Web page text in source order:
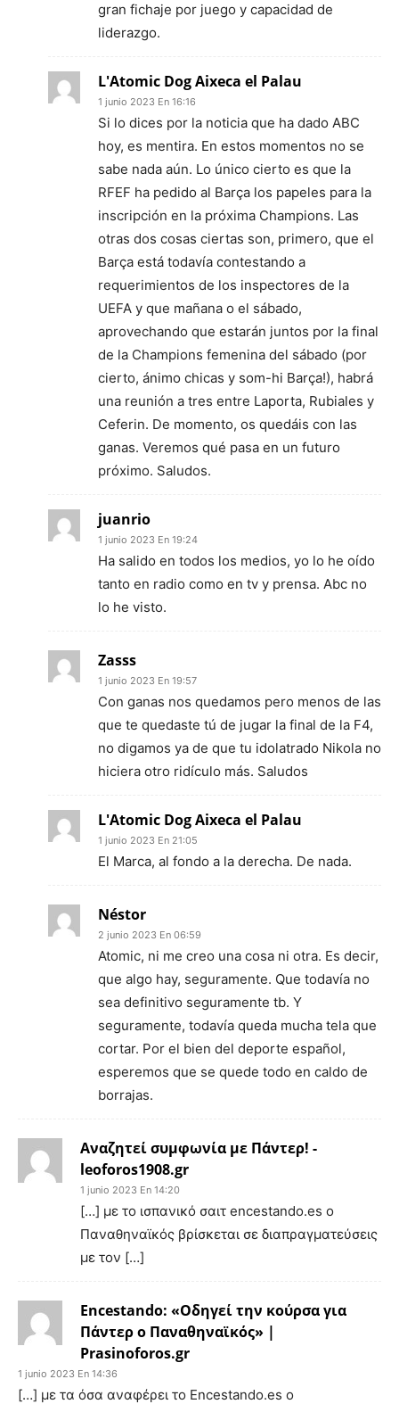
gran fichaje por juego y capacidad de
liderazgo.
L'Atomic Dog Aixeca el Palau
1 junio 2023 En 16:16
Si lo dices por la noticia que ha dado ABC
hoy, es mentira. En estos momentos no se
sabe nada aún. Lo único cierto es que la
RFEF ha pedido al Barça los papeles para la
inscripción en la próxima Champions. Las
otras dos cosas ciertas son, primero, que el
Barça está todavía contestando a
requerimientos de los inspectores de la
UEFA y que mañana o el sábado,
aprovechando que estarán juntos por la final
de la Champions femenina del sábado (por
cierto, ánimo chicas y som-hi Barça!), habrá
una reunión a tres entre Laporta, Rubiales y
Ceferin. De momento, os quedáis con las
ganas. Veremos qué pasa en un futuro
próximo. Saludos.
juanrio
1 junio 2023 En 19:24
Ha salido en todos los medios, yo lo he oído
tanto en radio como en tv y prensa. Abc no
lo he visto.
Zasss
1 junio 2023 En 19:57
Con ganas nos quedamos pero menos de las
que te quedaste tú de jugar la final de la F4,
no digamos ya de que tu idolatrado Nikola no
hiciera otro ridículo más. Saludos
L'Atomic Dog Aixeca el Palau
1 junio 2023 En 21:05
El Marca, al fondo a la derecha. De nada.
Néstor
2 junio 2023 En 06:59
Atomic, ni me creo una cosa ni otra. Es decir,
que algo hay, seguramente. Que todavía no
sea definitivo seguramente tb. Y
seguramente, todavía queda mucha tela que
cortar. Por el bien del deporte español,
esperemos que se quede todo en caldo de
borrajas.
Αναζητεί συμφωνία με Πάντερ! -
leoforos1908.gr
1 junio 2023 En 14:20
[…] με το ισπανικό σαιτ encestando.es ο
Παναθηναϊκός βρίσκεται σε διαπραγματεύσεις
με τον […]
Encestando: «Οδηγεί την κούρσα για
Πάντερ ο Παναθηναϊκός» |
Prasinoforos.gr
1 junio 2023 En 14:36
[…] με τα όσα αναφέρει το Encestando.es ο